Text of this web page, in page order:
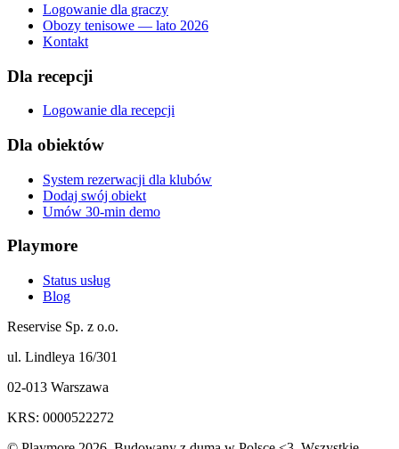
Logowanie dla graczy
Obozy tenisowe — lato 2026
Kontakt
Dla recepcji
Logowanie dla recepcji
Dla obiektów
System rezerwacji dla klubów
Dodaj swój obiekt
Umów 30-min demo
Playmore
Status usług
Blog
Reservise Sp. z o.o.
ul. Lindleya 16/301
02-013 Warszawa
KRS: 0000522272